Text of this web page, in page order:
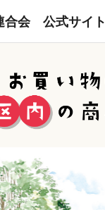
合会 公式サイト